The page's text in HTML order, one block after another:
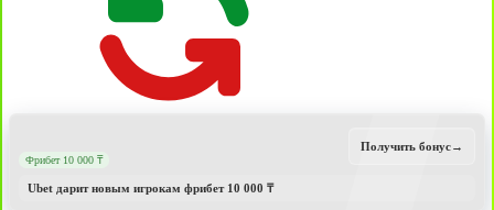
Фрибет 10 000 ₸
Ubet дарит новым игрокам фрибет 10 000 ₸
Получить бонус→